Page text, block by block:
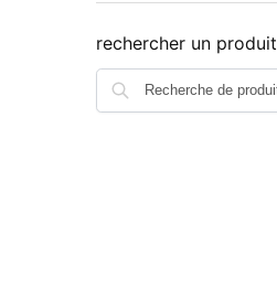
rechercher un produit